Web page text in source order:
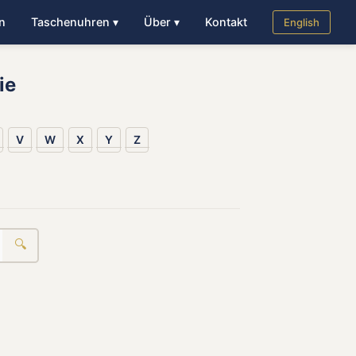
Taschenuhren ▾ Über ▾ Kontakt English
V W X Y Z
🔍